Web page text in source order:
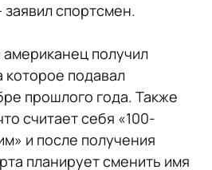
спортсмен.
получил
которое подавал
прошлого года. Также
считает себя «100-
и после получения
планирует сменить имя